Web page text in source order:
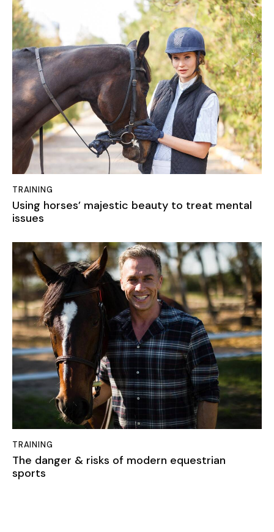
TRAINING
Using horses’ majestic beauty to treat mental
issues
TRAINING
The danger & risks of modern equestrian
sports